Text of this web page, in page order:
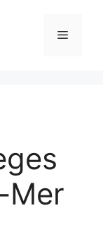
Menu
Mer